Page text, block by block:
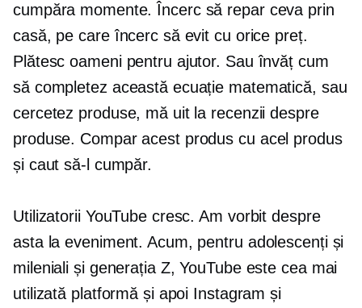
cumpăra momente. Încerc să repar ceva prin
casă, pe care încerc să evit cu orice preț.
Plătesc oameni pentru ajutor. Sau învăț cum
să completez această ecuație matematică, sau
cercetez produse, mă uit la recenzii despre
produse. Compar acest produs cu acel produs
și caut să-l cumpăr.
Utilizatorii YouTube cresc. Am vorbit despre
asta la eveniment. Acum, pentru adolescenți și
mileniali și generația Z, YouTube este cea mai
utilizată platformă și apoi Instagram și